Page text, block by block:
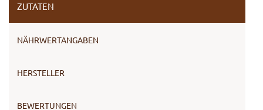
ZUTATEN
NÄHRWERTANGABEN
HERSTELLER
BEWERTUNGEN